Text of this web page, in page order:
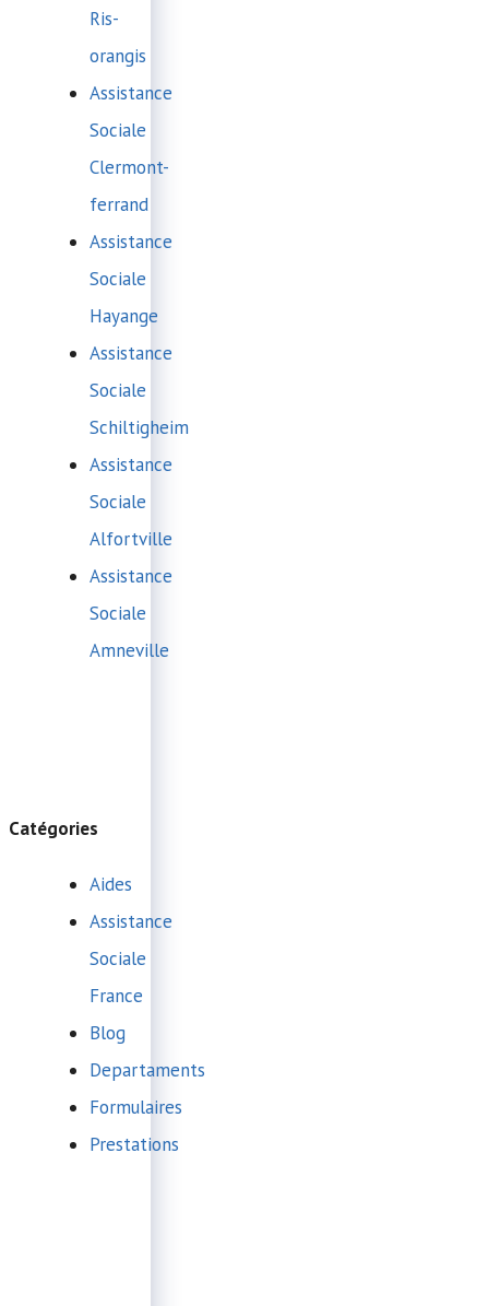
Ris-
orangis
Assistance
Sociale
Clermont-
ferrand
Assistance
Sociale
Hayange
Assistance
Sociale
Schiltigheim
Assistance
Sociale
Alfortville
Assistance
Sociale
Amneville
Catégories
Aides
Assistance
Sociale
France
Blog
Departaments
Formulaires
Prestations